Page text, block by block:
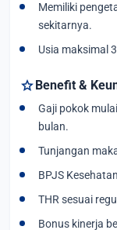
Memiliki
sekitarnya.
Usia maksimal
starBenefit &
Gaji pokok
bulan.
Tunjangan
BPJS
THR sesuai
Bonus kinerja